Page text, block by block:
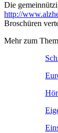
Die
http://
Broschüren
Mehr zum